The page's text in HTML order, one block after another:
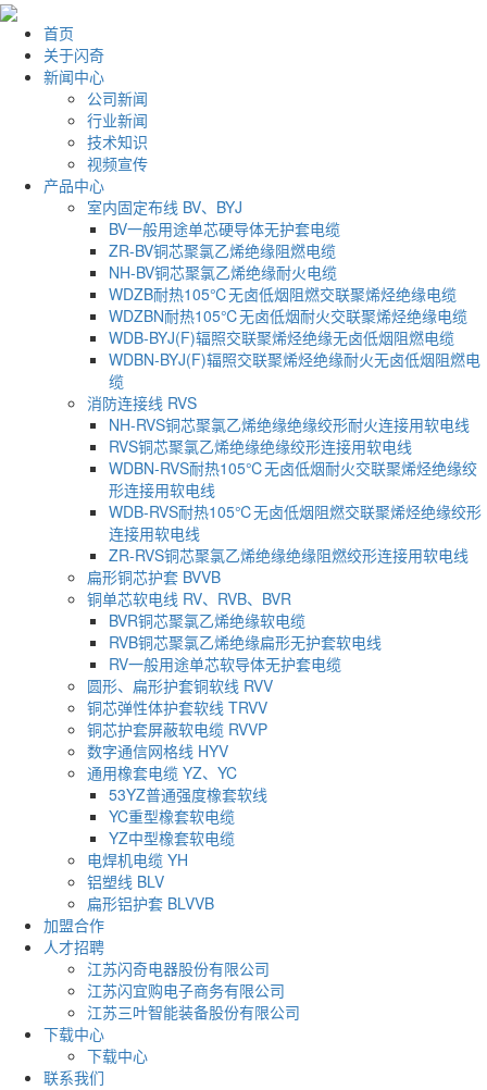
首页
关于闪奇
新闻中心
公司新闻
行业新闻
技术知识
视频宣传
产品中心
室内固定布线 BV、BYJ
BV一般用途单芯硬导体无护套电缆
ZR-BV铜芯聚氯乙烯绝缘阻燃电缆
NH-BV铜芯聚氯乙烯绝缘耐火电缆
WDZB耐热105℃无卤低烟阻燃交联聚烯烃绝缘电缆
WDZBN耐热105℃无卤低烟耐火交联聚烯烃绝缘电缆
WDB-BYJ(F)辐照交联聚烯烃绝缘无卤低烟阻燃电缆
WDBN-BYJ(F)辐照交联聚烯烃绝缘耐火无卤低烟阻燃电
缆
消防连接线 RVS
NH-RVS铜芯聚氯乙烯绝缘绝缘绞形耐火连接用软电线
RVS铜芯聚氯乙烯绝缘绝缘绞形连接用软电线
WDBN-RVS耐热105℃无卤低烟耐火交联聚烯烃绝缘绞
形连接用软电线
WDB-RVS耐热105℃无卤低烟阻燃交联聚烯烃绝缘绞形
连接用软电线
ZR-RVS铜芯聚氯乙烯绝缘绝缘阻燃绞形连接用软电线
扁形铜芯护套 BVVB
铜单芯软电线 RV、RVB、BVR
BVR铜芯聚氯乙烯绝缘软电缆
RVB铜芯聚氯乙烯绝缘扁形无护套软电线
RV一般用途单芯软导体无护套电缆
圆形、扁形护套铜软线 RVV
铜芯弹性体护套软线 TRVV
铜芯护套屏蔽软电缆 RVVP
数字通信网格线 HYV
通用橡套电缆 YZ、YC
53YZ普通强度橡套软线
YC重型橡套软电缆
YZ中型橡套软电缆
电焊机电缆 YH
铝塑线 BLV
扁形铝护套 BLVVB
加盟合作
人才招聘
江苏闪奇电器股份有限公司
江苏闪宜购电子商务有限公司
江苏三叶智能装备股份有限公司
下载中心
下载中心
联系我们